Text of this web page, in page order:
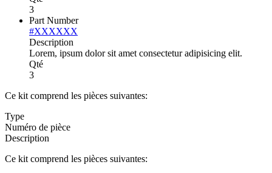
3
Part Number
#XXXXXX
Description
Lorem, ipsum dolor sit amet consectetur adipisicing elit.
Qté
3
Ce kit comprend les pièces suivantes:
Type
Numéro de pièce
Description
Ce kit comprend les pièces suivantes: